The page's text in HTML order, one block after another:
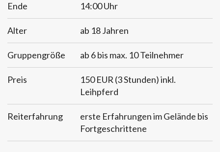
Ende 14:00 Uhr
Alter ab 18 Jahren
Gruppengröße ab 6 bis max. 10 Teilnehmer
Preis
150 EUR (3 Stunden) inkl.
Leihpferd
Reiterfahrung
erste Erfahrungen im Gelände bis
Fortgeschrittene